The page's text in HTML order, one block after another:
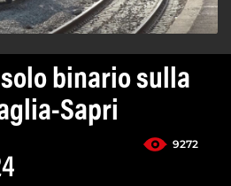
binario sulla
Sapri
9272